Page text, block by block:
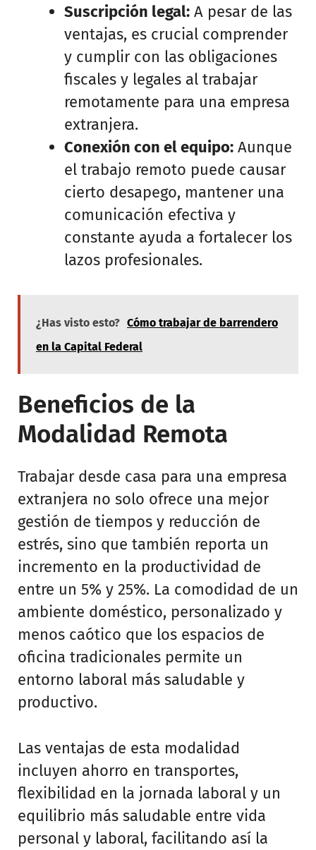
Suscripción legal: A pesar de las
ventajas, es crucial comprender
y cumplir con las obligaciones
fiscales y legales al trabajar
remotamente para una empresa
extranjera.
Conexión con el equipo: Aunque
el trabajo remoto puede causar
cierto desapego, mantener una
comunicación efectiva y
constante ayuda a fortalecer los
lazos profesionales.
¿Has visto esto? Cómo trabajar de barrendero
en la Capital Federal
Beneficios de la
Modalidad Remota
Trabajar desde casa para una empresa
extranjera no solo ofrece una mejor
gestión de tiempos y reducción de
estrés, sino que también reporta un
incremento en la productividad de
entre un 5% y 25%. La comodidad de un
ambiente doméstico, personalizado y
menos caótico que los espacios de
oficina tradicionales permite un
entorno laboral más saludable y
productivo.
Las ventajas de esta modalidad
incluyen ahorro en transportes,
flexibilidad en la jornada laboral y un
equilibrio más saludable entre vida
personal y laboral, facilitando así la